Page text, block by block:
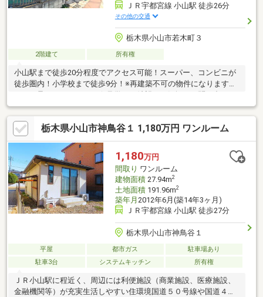
ＪＲ宇都宮線 小山駅 徒歩26分
その他の交通
栃木県小山市若木町３
2階建て 所有権
小山駅まで徒歩20分程度でアクセス可能！スーパー、コンビニが
徒歩圏内！小学校まで徒歩9分！※再建築不可の物件になりますの
でご了承くださいませ。☆見学のご希望はお気軽にお問い合わせ
ください♪☆リフォーム・リノベーションも弊社でご提案いたし
ます。また、リフォーム等も住宅ローンに含めて借り入れ可能で
すのでご相談下さい！☆住宅ローンのご不安や、資金計画等のご
相談もお任せ下さい！全力でサポートいたします！
栃木県小山市神鳥谷１ 1,180万円 ワンルーム
1,180万円
間取り ワンルーム
建物面積27.94m2
土地面積191.96m2
築年月 2012年6月(築14年3ヶ月)
ＪＲ宇都宮線 小山駅 徒歩27分
栃木県小山市神鳥谷１
平屋 都市ガス
駐車場あり
駐車3台
システムキッチン 所有権
ＪＲ小山駅に程近く、周辺には利便施設（商業施設、医療施設、
金融機関等）が充実生活しやすい住環境国道５０号線や国道４号